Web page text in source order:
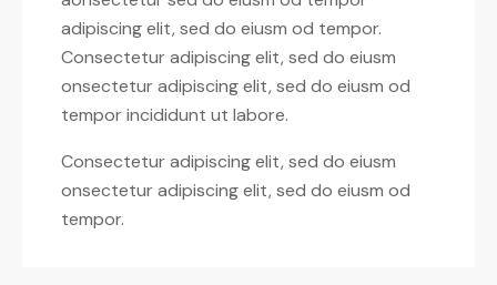
adipiscing elit, sed do eiusm od tempor.
Consectetur adipiscing elit, sed do eiusm
onsectetur adipiscing elit, sed do eiusm od
tempor incididunt ut labore.
Consectetur adipiscing elit, sed do eiusm
onsectetur adipiscing elit, sed do eiusm od
tempor.